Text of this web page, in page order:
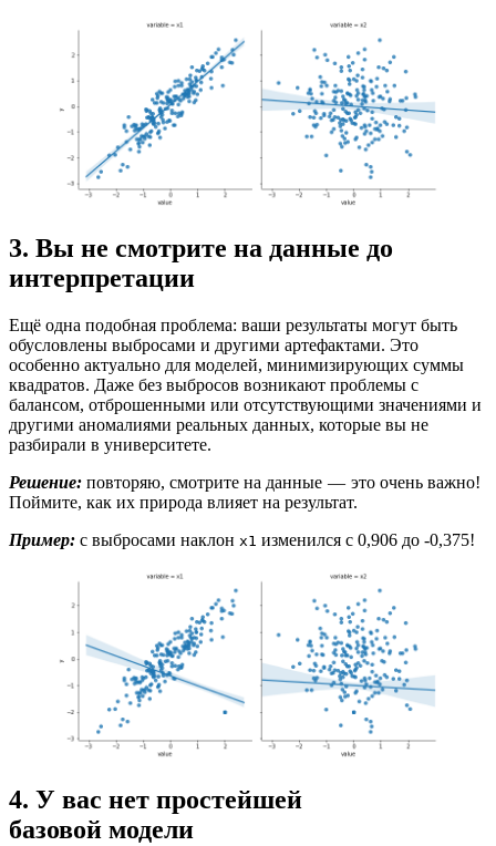
3. Вы не смотрите на данные до
интерпретации
Ещё одна подобная проблема: ваши результаты могут быть
обусловлены выбросами и другими артефактами. Это
особенно актуально для моделей, минимизирующих суммы
квадратов. Даже без выбросов возникают проблемы с
балансом, отброшенными или отсутствующими значениями и
другими аномалиями реальных данных, которые вы не
разбирали в университете.
Решение: повторяю, смотрите на данные — это очень важно!
Поймите, как их природа влияет на результат.
Пример: с выбросами наклон x1 изменился с 0,906 до -0,375!
4. У вас нет простейшей
базовой модели